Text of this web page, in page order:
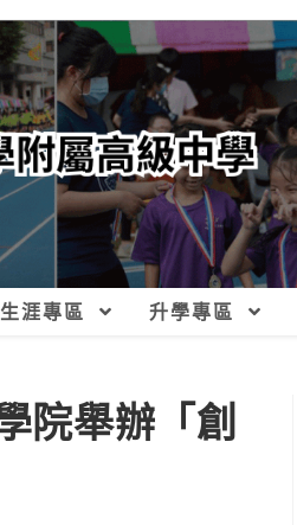
生涯專區 升學專區
院舉辦「創